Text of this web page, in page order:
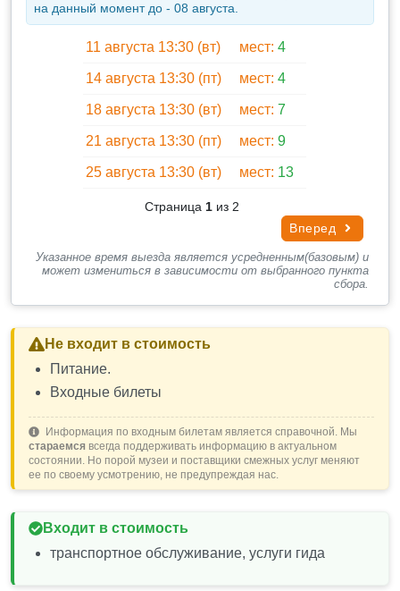
на данный момент до - 08 августа.
11 августа 13:30 (вт) мест: 4
14 августа 13:30 (пт) мест: 4
18 августа 13:30 (вт) мест: 7
21 августа 13:30 (пт) мест: 9
25 августа 13:30 (вт) мест: 13
Страница 1 из 2
Вперед
Указанное время выезда является усредненным(базовым) и
может измениться в зависимости от выбранного пункта
сбора.
Не входит в стоимость
Питание.
Входные билеты
Информация по входным билетам является справочной. Мы
стараемся всегда поддерживать информацию в актуальном
состоянии. Но порой музеи и поставщики смежных услуг меняют
ее по своему усмотрению, не предупреждая нас.
Входит в стоимость
транспортное обслуживание, услуги гида